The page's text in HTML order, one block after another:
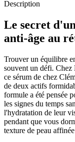
Description
Le secret
anti-âge au
Trouver un équilibre
souvent un défi.
ce sérum de chez
de deux actifs
formule a été pensée
les signes du temps
l'hydratation de leur
pendant que vous
texture de peau